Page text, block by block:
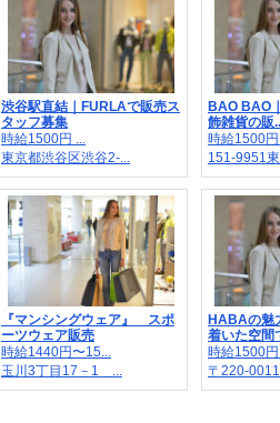
渋谷駅直結｜FURLAで販売ス
タッフ募集
時給1500円 ...
東京都渋谷区渋谷2-...
BAO BAO
飾雑貨の販
時給1500
151-9951
『マンシングウェア』 スポ
ーツウェア販売
時給1440円〜15...
玉川3丁目17－1 ...
HABAの魅
着いた空間
時給1500円
〒220-